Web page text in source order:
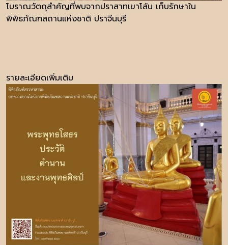
โบราณวัตถุสำคัญที่พบจากปราสาทเขาโล้น เก็บรักษาใน
พิพิธภัณฑสถานแห่งชาติ ปราจีนบุรี
รายละเอียดเพิ่มเติม